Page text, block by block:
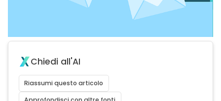
Chiedi all'AI
Riassumi questo articolo